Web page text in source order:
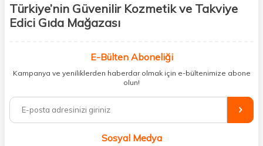
Türkiye’nin Güvenilir Kozmetik ve Takviye
Edici Gıda Mağazası
kişisel bakım hem de takviye edici gıda ürünlerini sizlerle
buluşturuyoruz. Artık mağaza mağaza dolaşmanıza gerek yok;
ihtiyacınız olan her şeyi tek bir çatı altında topluyor ve kapınıza kadar
%100 orijinal kozmetik ve sağlık ürünleriyle güzelliğinizi tamamlayabilir,
vücudunuzu desteklemek için güvenilir takviye edici gıdalara
minerallere kadar binlerce ürünü uygun fiyat ve hızlı kargo avantajıyla
E-Bülten Aboneliği
Kampanya ve yeniliklerden haberdar olmak için e-bültenimize abone
olun!
Sosyal Medya